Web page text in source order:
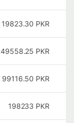
19823.30 PKR
49558.25 PKR
99116.50 PKR
198233 PKR